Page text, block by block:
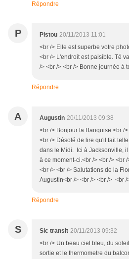
Répondre
P Pistou 20/11/2013 11:01
<br /> Elle est superbe votre
<br /> L'endroit est paisible. Té
/> <br /> <br /> Bonne journée à
Répondre
A Augustin 20/11/2013 09:38
<br /> Bonjour la Banquise.<br /
<br /> Désolé de lire qu'il fait
dans le Midi. Ici à Jacksonville,
à ce moment-ci.<br /> <br /> <br
<br /> <br /> Salutations de la
Augustin<br /> <br /> <br /> <br /
Répondre
S Sic transit 20/11/2013 09:32
<br /> Un beau ciel bleu, du
sortie et le thermometre du